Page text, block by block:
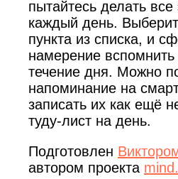
пытайтесь делать все
каждый день.
пункта из списка, и
намерение
течение дня. Можно
напоминание на
записать их как ещё
туду-лист на день.
Подготовлен
автором проекта